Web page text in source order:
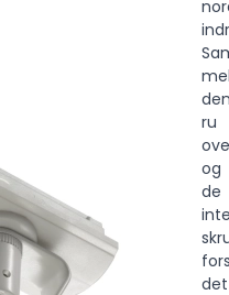
ru
og
de
det